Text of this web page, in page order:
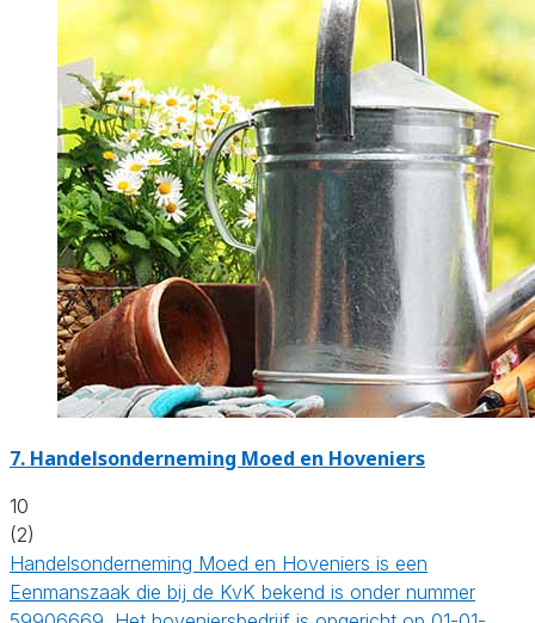
7. Handelsonderneming Moed en Hoveniers
10
(2)
Handelsonderneming Moed en Hoveniers is een
Eenmanszaak die bij de KvK bekend is onder nummer